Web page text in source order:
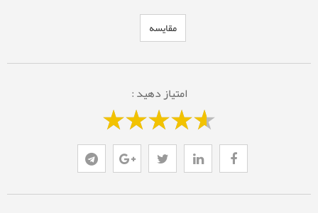
مقایسه
امتیاز دهید :